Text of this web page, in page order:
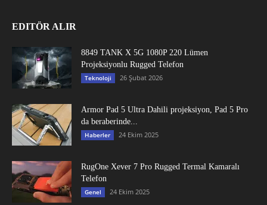
EDITÖR ALIR
8849 TANK X 5G 1080P 220 Lümen
Projeksiyonlu Rugged Telefon
Teknoloji 26 Şubat 2026
Armor Pad 5 Ultra Dahili projeksiyon, Pad 5 Pro
da beraberinde...
Haberler 24 Ekim 2025
RugOne Xever 7 Pro Rugged Termal Kamaralı
Telefon
Genel 24 Ekim 2025